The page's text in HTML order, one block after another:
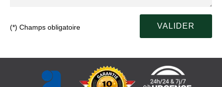
(*) Champs obligatoire